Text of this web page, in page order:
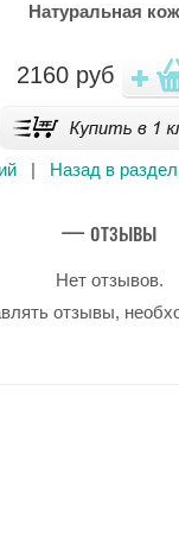
Натуральная
2160руб
| Назад в раздел
— отзывы
Нет отзывов.
отзывы,